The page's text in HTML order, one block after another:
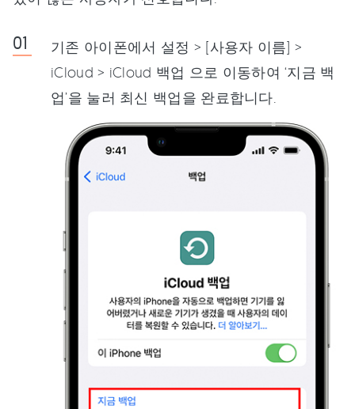
기존 아이폰에서 설정 > [사용자 이름] >
iCloud > iCloud 백업 으로 이동하여 ‘지금 백
업’을 눌러 최신 백업을 완료합니다.